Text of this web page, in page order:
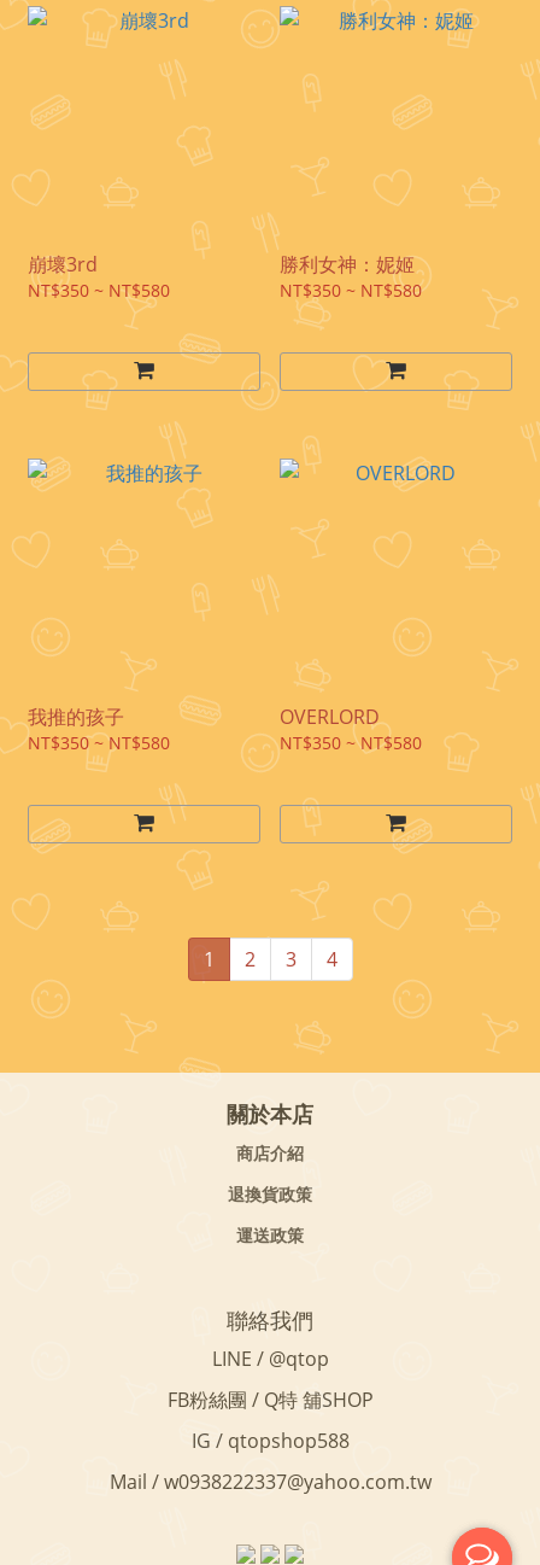
崩壞3rd
NT$350 ~ NT$580
勝利女神：妮姬
NT$350 ~ NT$580
我推的孩子
NT$350 ~ NT$580
OVERLORD
NT$350 ~ NT$580
1 2 3 4
關於本店
商店介紹
退換貨政策
運送政策
聯絡我們
LINE / @qtop
FB粉絲團 / Q特 舖SHOP
IG / qtopshop588
Mail / w0938222337@yahoo.com.tw